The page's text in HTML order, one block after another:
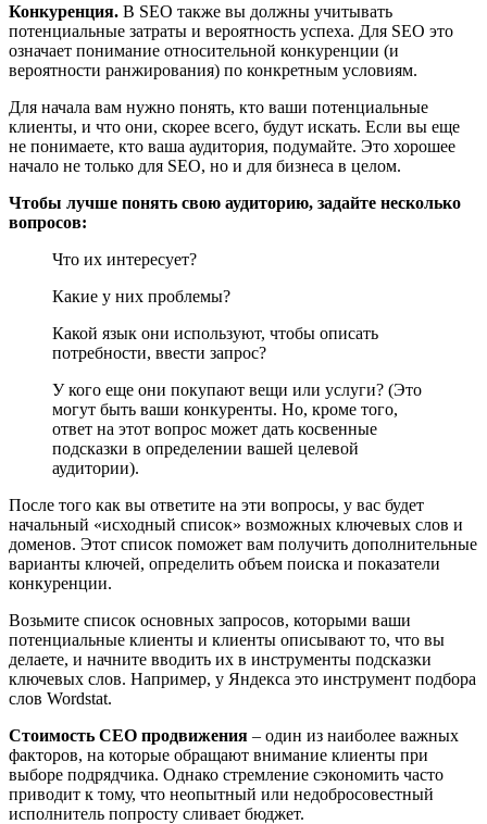
Конкуренция. В SEO также вы должны учитывать
потенциальные затраты и вероятность успеха. Для SEO это
означает понимание относительной конкуренции (и
вероятности ранжирования) по конкретным условиям.
Для начала вам нужно понять, кто ваши потенциальные
клиенты, и что они, скорее всего, будут искать. Если вы еще
не понимаете, кто ваша аудитория, подумайте. Это хорошее
начало не только для SEO, но и для бизнеса в целом.
Чтобы лучше понять свою аудиторию, задайте несколько
вопросов:
Что их интересует?
Какие у них проблемы?
Какой язык они используют, чтобы описать
потребности, ввести запрос?
У кого еще они покупают вещи или услуги? (Это
могут быть ваши конкуренты. Но, кроме того,
ответ на этот вопрос может дать косвенные
подсказки в определении вашей целевой
аудитории).
После того как вы ответите на эти вопросы, у вас будет
начальный «исходный список» возможных ключевых слов и
доменов. Этот список поможет вам получить дополнительные
варианты ключей, определить объем поиска и показатели
конкуренции.
Возьмите список основных запросов, которыми ваши
потенциальные клиенты и клиенты описывают то, что вы
делаете, и начните вводить их в инструменты подсказки
ключевых слов. Например, у Яндекса это инструмент подбора
слов Wordstat.
Стоимость СЕО продвижения ‒ один из наиболее важных
факторов, на которые обращают внимание клиенты при
выборе подрядчика. Однако стремление сэкономить часто
приводит к тому, что неопытный или недобросовестный
исполнитель попросту сливает бюджет.